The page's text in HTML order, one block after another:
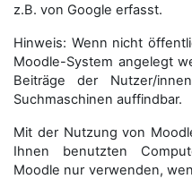
z.B. von Google erfasst.
Hinweis: Wenn nicht
Moodle-System angelegt
Beiträge der Nutzer/
Suchmaschi­nen auffindbar.
Mit der Nutzung von
Ihnen benutzten
Moodle nur verwenden,